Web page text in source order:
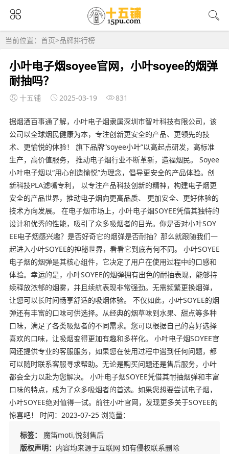
当前位置： 首页>品牌排行榜
小叶电子烟soyee官网，小叶soyee的烟弹
耐抽吗？
十五铺 2025-03-19 831
据烟酒百事通了解，小叶电子烟隶属深圳市智叶科技有限公司，该
公司以全球烟民健康为本，专注创新更安全的产品、更领先的技
术、更愉悦的体验！ 旗下品牌“soyee小叶”以高起点研发，高标准
生产，高价值服务， 推动电子烟行业不断革新，造福烟民。 Soyee
小叶电子烟以“用心创造愉悦”为理念，倡导更安全的产品体验。创
新科技PLA滤嘴专利， 以专注产品科技创新的精神，构建电子烟更
安全的产品世界，推动电子烟向更高品质、 更加安全、更好体验的
技术方向发展。 在电子烟市场上，小叶电子烟SOYEE凭借其独特的
设计和优秀的性能，吸引了众多吸烟者的目光。你是否对小叶SOY
EE电子烟感兴趣？是否好奇它的烟弹是否耐抽？那么就跟随我们一
起进入小叶SOYEE的神秘世界，看看它到底有何不同。 小叶SOYEE
电子烟的烟弹是其核心组件，它决定了用户在使用过程中的口感和
体验。幸运的是，小叶SOYEE的烟弹拥有出色的耐抽表现，能够持
续释放浓郁的烟雾，并且续航表现非常强劲。无需频繁更换烟弹，
让您可以长时间畅享舒适的吸烟体验。 不仅如此，小叶SOYEE的烟
弹还有丰富的口味可供选择。从经典的烟草味到水果、甜点等多种
口味，满足了各类吸烟者的不同需求。您可以根据自己的喜好选择
喜欢的口味，让吸烟变得更加有趣和多样化。 小叶电子烟SOYEE官
网还提供专业的客服服务，如果您在使用过程中遇到任何问题，都
可以随时联系客服寻求帮助。无论是购买问题还是售后服务，小叶
都会全力以赴为您解决。 小叶电子烟SOYEE凭借其耐抽烟弹和丰富
口味的特点，成为了众多吸烟者的首选。如果您想要尝试电子烟，
小叶SOYEE绝对值得一试。前往小叶官网，发现更多关于SOYEE的
惊喜吧！ 时间：2023-07-25 浏览量：
标签：
魔笛moti,悦刻售后
版权声明： 内容均来源于互联网 如有侵权联系删除